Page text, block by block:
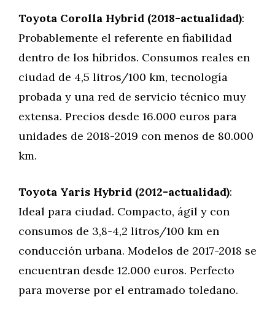
Toyota Corolla Hybrid (2018-actualidad):
Probablemente el referente en fiabilidad
dentro de los híbridos. Consumos reales en
ciudad de 4,5 litros/100 km, tecnología
probada y una red de servicio técnico muy
extensa. Precios desde 16.000 euros para
unidades de 2018-2019 con menos de 80.000
km.
Toyota Yaris Hybrid (2012-actualidad):
Ideal para ciudad. Compacto, ágil y con
consumos de 3,8-4,2 litros/100 km en
conducción urbana. Modelos de 2017-2018 se
encuentran desde 12.000 euros. Perfecto
para moverse por el entramado toledano.